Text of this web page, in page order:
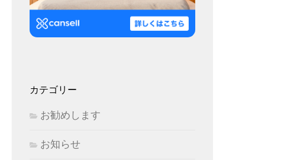
カテゴリー
お勧めします
お知らせ